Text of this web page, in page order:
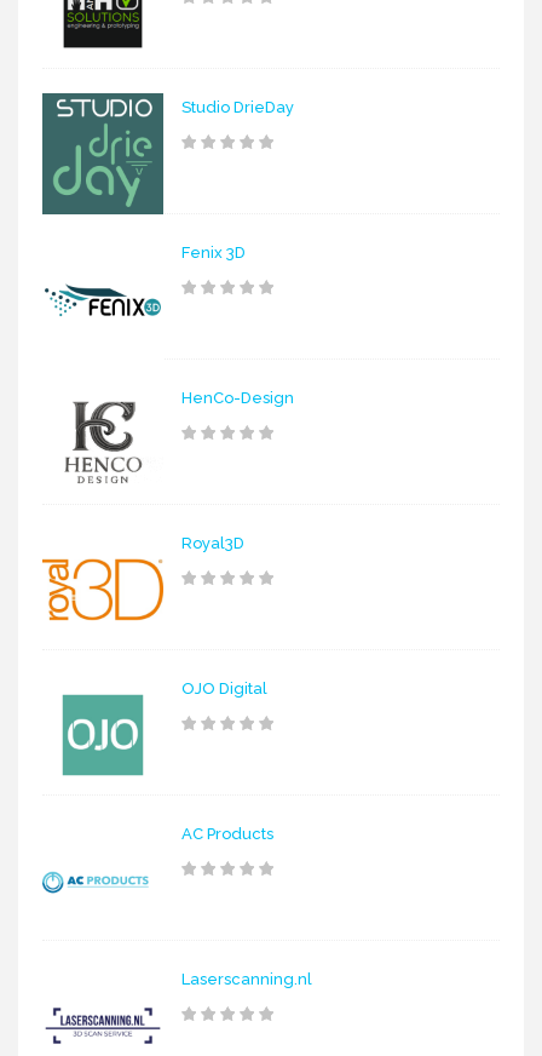
Studio DrieDay
Fenix 3D
HenCo-Design
Royal3D
OJO Digital
AC Products
Laserscanning.nl